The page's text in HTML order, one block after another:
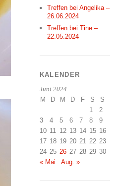
Treffen bei Angelika –
26.06.2024
Treffen bei Tine –
22.05.2024
KALENDER
Juni 2024
M D M D F S
S
1
2
3
4 5 6 7 8
9
10 11 12 13 14 15 16
17 18 19 20 21 22 23
24 25 26 27 28 29 30
« Mai
Aug. »